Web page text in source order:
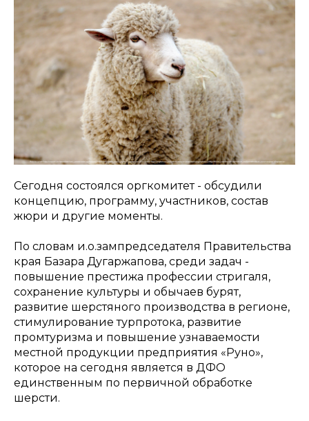
Сегодня состоялся оргкомитет - обсудили
концепцию, программу, участников, состав
жюри и другие моменты.
По словам и.о.зампредседателя Правительства
края Базара Дугаржапова, среди задач -
повышение престижа профессии стригаля,
сохранение культуры и обычаев бурят,
развитие шерстяного производства в регионе,
стимулирование турпротока, развитие
промтуризма и повышение узнаваемости
местной продукции предприятия «Руно»,
которое на сегодня является в ДФО
единственным по первичной обработке
шерсти.